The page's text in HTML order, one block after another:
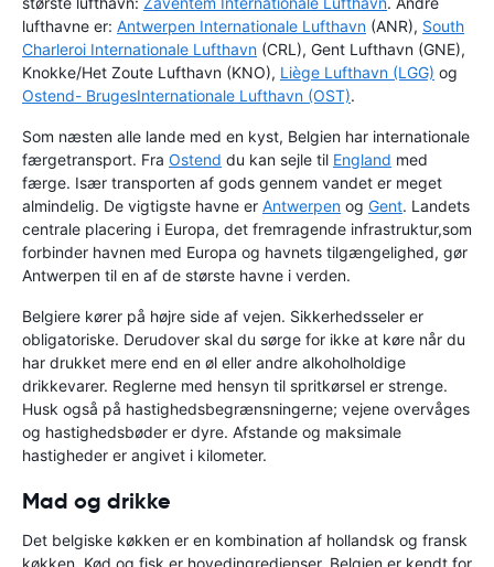
lufthavne er: Antwerpen Internationale Lufthavn (ANR), South
Charleroi Internationale Lufthavn (CRL), Gent Lufthavn (GNE),
Knokke/Het Zoute Lufthavn (KNO), Liège Lufthavn (LGG) og
Ostend- BrugesInternationale Lufthavn (OST).
Som næsten alle lande med en kyst, Belgien har internationale
færgetransport. Fra Ostend du kan sejle til England med
færge. Især transporten af gods gennem vandet er meget
almindelig. De vigtigste havne er Antwerpen og Gent. Landets
centrale placering i Europa, det fremragende infrastruktur,som
forbinder havnen med Europa og havnets tilgængelighed, gør
Antwerpen til en af de største havne i verden.
Belgiere kører på højre side af vejen. Sikkerhedsseler er
obligatoriske. Derudover skal du sørge for ikke at køre når du
har drukket mere end en øl eller andre alkoholholdige
drikkevarer. Reglerne med hensyn til spritkørsel er strenge.
Husk også på hastighedsbegrænsningerne; vejene overvåges
og hastighedsbøder er dyre. Afstande og maksimale
hastigheder er angivet i kilometer.
Mad og drikke
Det belgiske køkken er en kombination af hollandsk og fransk